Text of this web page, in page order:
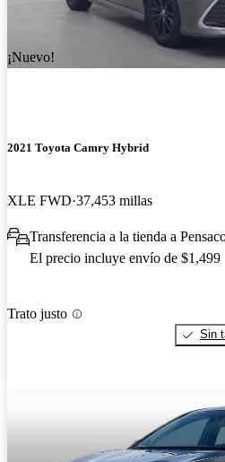
¡Nuevo!
2021 Toyota Camry Hybrid
XLE FWD 37,453 millas
Transferencia a la tienda a
El precio incluye envío de $1,499
Trato justo
Sin